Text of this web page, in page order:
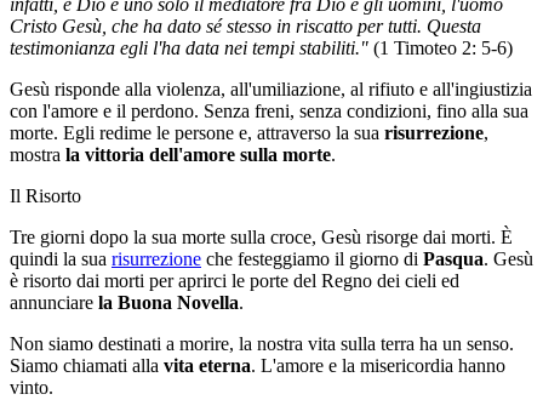
infatti, è Dio e uno solo il mediatore fra Dio e gli uomini, l'uomo
Cristo Gesù, che ha dato sé stesso in riscatto per tutti. Questa
testimonianza egli l'ha data nei tempi stabiliti." (1 Timoteo 2: 5-6)
Gesù risponde alla violenza, all'umiliazione, al rifiuto e all'ingiustizia
con l'amore e il perdono. Senza freni, senza condizioni, fino alla sua
morte. Egli redime le persone e, attraverso la sua risurrezione,
mostra la vittoria dell'amore sulla morte.
Il Risorto
Tre giorni dopo la sua morte sulla croce, Gesù risorge dai morti. È
quindi la sua risurrezione che festeggiamo il giorno di Pasqua. Gesù
è risorto dai morti per aprirci le porte del Regno dei cieli ed
annunciare la Buona Novella.
Non siamo destinati a morire, la nostra vita sulla terra ha un senso.
Siamo chiamati alla vita eterna. L'amore e la misericordia hanno
vinto.